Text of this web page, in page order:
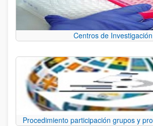
Centros de Investigación
Procedimiento participación grupos y